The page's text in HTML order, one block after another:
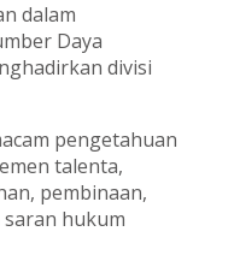
dalam
Daya
divisi
pengetahuan
talenta,
pembinaan,
hukum